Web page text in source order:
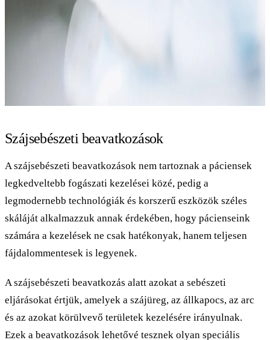
Szájsebészeti beavatkozások
A szájsebészeti beavatkozások nem tartoznak a páciensek
legkedveltebb fogászati kezelései közé, pedig a
legmodernebb technológiák és korszerű eszközök széles
skáláját alkalmazzuk annak érdekében, hogy pácienseink
számára a kezelések ne csak hatékonyak, hanem teljesen
fájdalommentesek is legyenek.
A szájsebészeti beavatkozás alatt azokat a sebészeti
eljárásokat értjük, amelyek a szájüreg, az állkapocs, az arc
és az azokat körülvevő területek kezelésére irányulnak.
Ezek a beavatkozások lehetővé tesznek olyan speciális